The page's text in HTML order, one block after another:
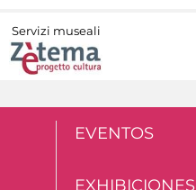
Servizi museali
EVENTOS
EXHIBICIONES